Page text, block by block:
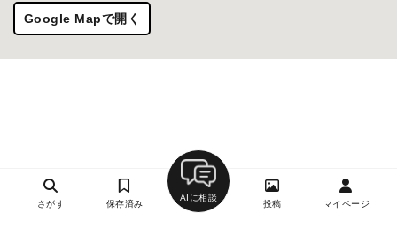
Google Mapで開く
さがす 保存済み
AIに相談
投稿 マイページ